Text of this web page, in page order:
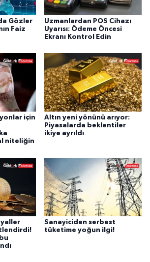
Gözler
Faiz
Uzmanlardan POS Cihazı
Uyarısı: Ödeme Öncesi
Ekranı Kontrol Edin
için
niteliğin
Altın yeni yönünü arıyor:
Piyasalarda beklentiler
ikiye ayrıldı
Sanayiciden serbest
tüketime yoğun ilgi!